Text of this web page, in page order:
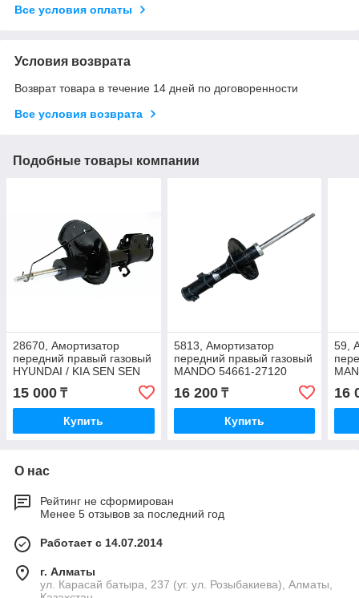
Все условия оплаты
Условия возврата
Возврат товара в течение 14 дней по договоренности
Все условия возврата
Подобные товары компании
28670, Амортизатор
передний правый газовый
HYUNDAI / KIA SEN SEN
(Тайвань) 54661-2F000
15 000 ₸
Купить
5813, Амортизатор
передний правый газовый
MANDO 54661-27120
16 200₸
Купить
59,
16
О нас
Рейтинг не сформирован
Менее 5 отзывов за последний год
Работает с 14.07.2014
г. Алматы
ул. Карасай батыра, 237 (уг. ул. Розыбакиева), Алматы,